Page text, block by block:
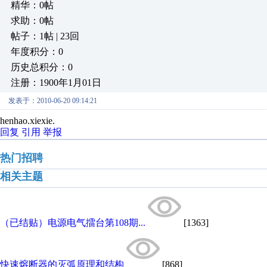
精华：0帖
求助：0帖
帖子：1帖 | 23回
年度积分：0
历史总积分：0
注册：1900年1月01日
发表于：2010-06-20 09:14:21
henhao.xiexie.
回复 引用 举报
热门招聘
相关主题
（已结贴）电源电气擂台第108期... [1363]
快速熔断器的灭弧原理和结构 [868]